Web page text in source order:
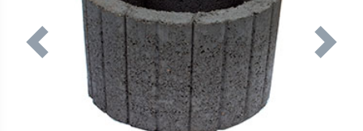
Previous Next